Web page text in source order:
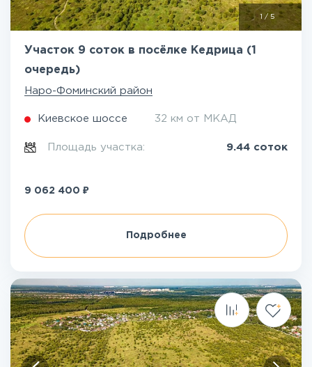
/ 5
Участок 9 соток в посёлке Кедрица (1
очередь)
Наро-Фоминский район
Киевское шоссе 32 км от МКАД
Площадь участка: 9.44 соток
9 062 400 ₽
Подробнее